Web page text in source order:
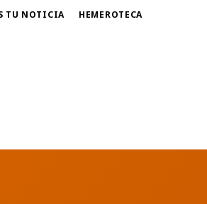
TU NOTICIA HEMEROTECA